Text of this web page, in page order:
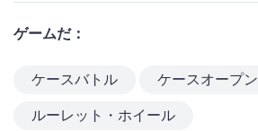
ゲームだ：
ケースバトル ケースオープン
ルーレット・ホイール